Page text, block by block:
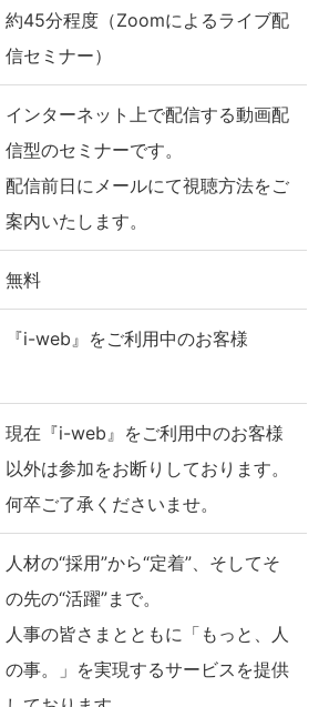
約45分程度（Zoomによるライブ配
信セミナー）
インターネット上で配信する動画配
信型のセミナーです。
配信前日にメールにて視聴方法をご
案内いたします。
無料
『i-web』をご利用中のお客様
現在『i-web』をご利用中のお客様
以外は参加をお断りしております。
何卒ご了承くださいませ。
人材の“採用”から“定着”、そしてそ
の先の“活躍”まで。
人事の皆さまとともに「もっと、人
の事。」を実現するサービスを提供